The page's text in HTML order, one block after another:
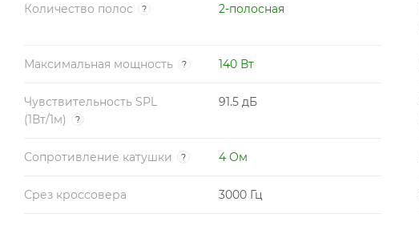
Количество полос ? 2-полосная
Максимальная мощность ? 140 Вт
Чувствительность SPL
(1Вт/1м)
?
91.5 дБ
Сопротивление катушки ? 4 Ом
Срез кроссовера 3000 Гц